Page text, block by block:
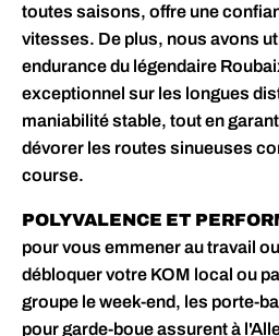
toutes saisons, offre une
vitesses. De plus, nous avons
endurance du légendaire
exceptionnel sur les longues
maniabilité stable, tout en
dévorer les routes sinueuses
course.
POLYVALENCE ET
pour vous emmener au travail
débloquer votre KOM local ou
groupe le week-end, les porte-
pour garde-boue assurent à